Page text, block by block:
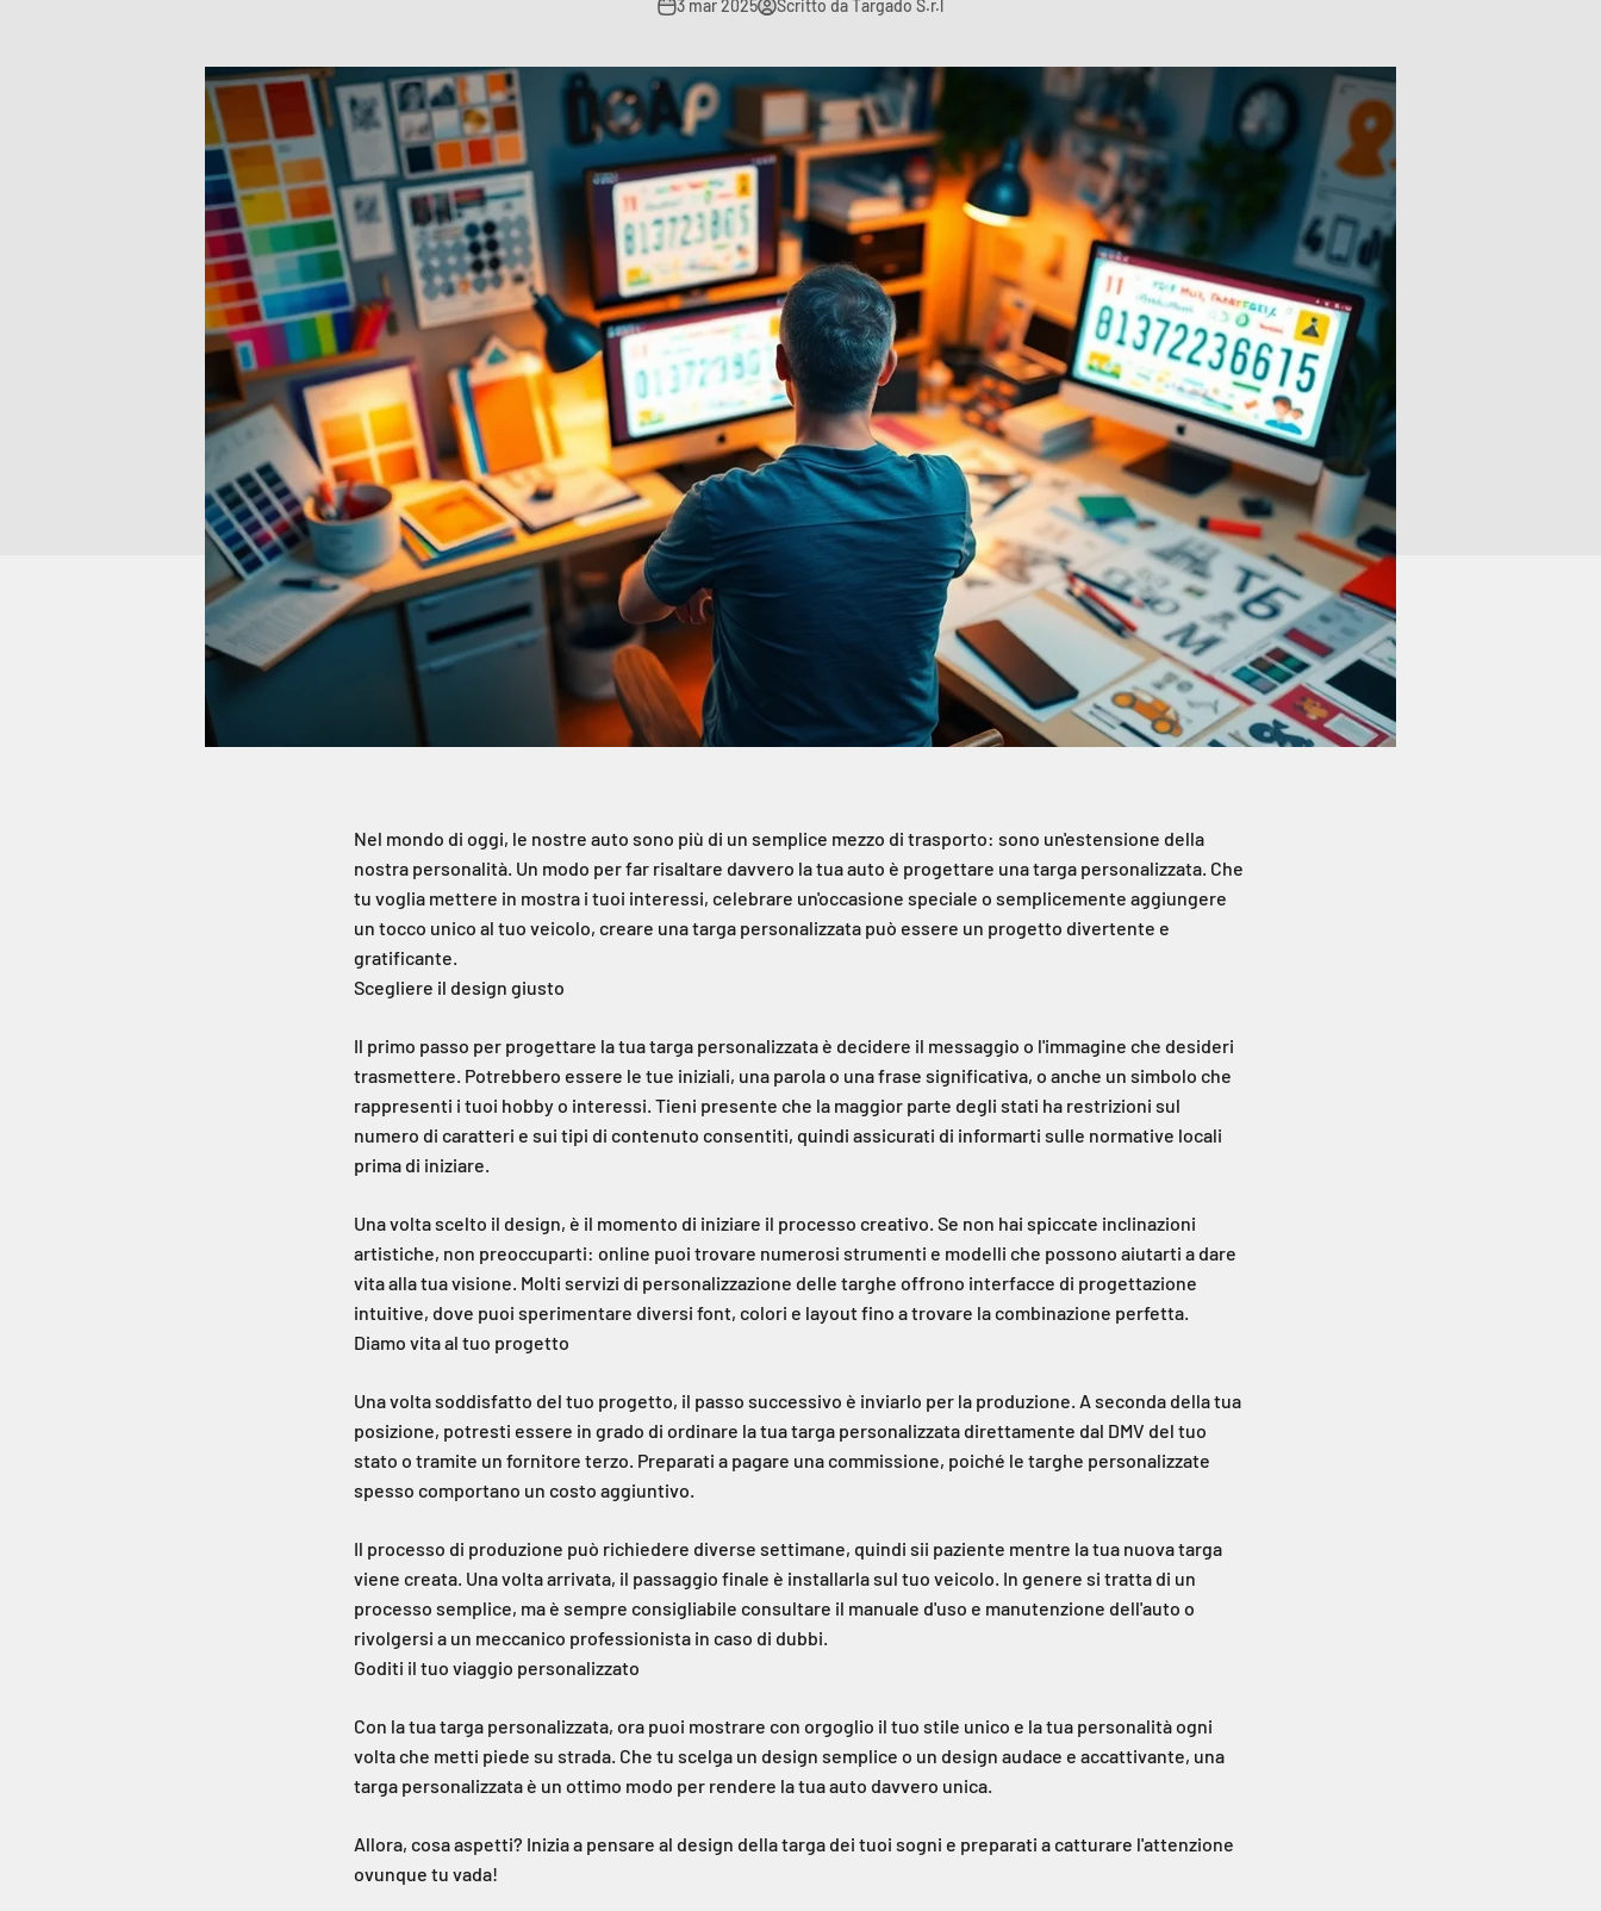
3 mar 2025 Scritto da Targado S.r.l
Nel mondo di oggi, le nostre auto sono più di un semplice mezzo di trasporto: sono un'estensione della
nostra personalità. Un modo per far risaltare davvero la tua auto è progettare una targa personalizzata. Che
tu voglia mettere in mostra i tuoi interessi, celebrare un'occasione speciale o semplicemente aggiungere
un tocco unico al tuo veicolo, creare una targa personalizzata può essere un progetto divertente e
gratificante.
Scegliere il design giusto
Il primo passo per progettare la tua targa personalizzata è decidere il messaggio o l'immagine che desideri
trasmettere. Potrebbero essere le tue iniziali, una parola o una frase significativa, o anche un simbolo che
rappresenti i tuoi hobby o interessi. Tieni presente che la maggior parte degli stati ha restrizioni sul
numero di caratteri e sui tipi di contenuto consentiti, quindi assicurati di informarti sulle normative locali
prima di iniziare.
Una volta scelto il design, è il momento di iniziare il processo creativo. Se non hai spiccate inclinazioni
artistiche, non preoccuparti: online puoi trovare numerosi strumenti e modelli che possono aiutarti a dare
vita alla tua visione. Molti servizi di personalizzazione delle targhe offrono interfacce di progettazione
intuitive, dove puoi sperimentare diversi font, colori e layout fino a trovare la combinazione perfetta.
Diamo vita al tuo progetto
Una volta soddisfatto del tuo progetto, il passo successivo è inviarlo per la produzione. A seconda della tua
posizione, potresti essere in grado di ordinare la tua targa personalizzata direttamente dal DMV del tuo
stato o tramite un fornitore terzo. Preparati a pagare una commissione, poiché le targhe personalizzate
spesso comportano un costo aggiuntivo.
Il processo di produzione può richiedere diverse settimane, quindi sii paziente mentre la tua nuova targa
viene creata. Una volta arrivata, il passaggio finale è installarla sul tuo veicolo. In genere si tratta di un
processo semplice, ma è sempre consigliabile consultare il manuale d'uso e manutenzione dell'auto o
rivolgersi a un meccanico professionista in caso di dubbi.
Goditi il ​​tuo viaggio personalizzato
Con la tua targa personalizzata, ora puoi mostrare con orgoglio il tuo stile unico e la tua personalità ogni
volta che metti piede su strada. Che tu scelga un design semplice o un design audace e accattivante, una
targa personalizzata è un ottimo modo per rendere la tua auto davvero unica.
Allora, cosa aspetti? Inizia a pensare al design della targa dei tuoi sogni e preparati a catturare l'attenzione
ovunque tu vada!